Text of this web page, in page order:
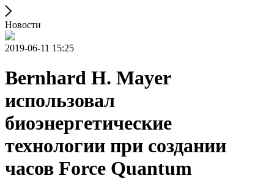
Новости
2019-06-11 15:25
Bernhard H. Mayer
использовал
биоэнергетические
технологии при создании
часов Force Quantum